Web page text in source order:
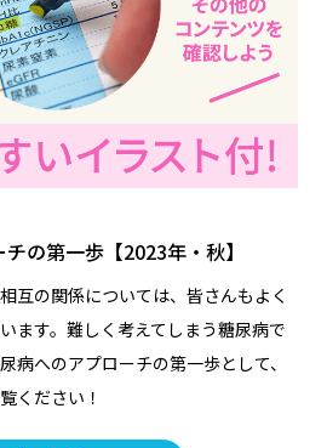
の第一歩【2023年・秋】
互の関係については、皆さんもよく
ます。難しく考えてしまう糖尿病で
病へのアプローチの第一歩として、
ください！